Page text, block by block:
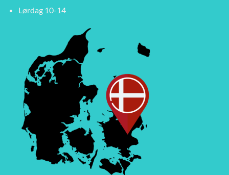
Lørdag 10-14